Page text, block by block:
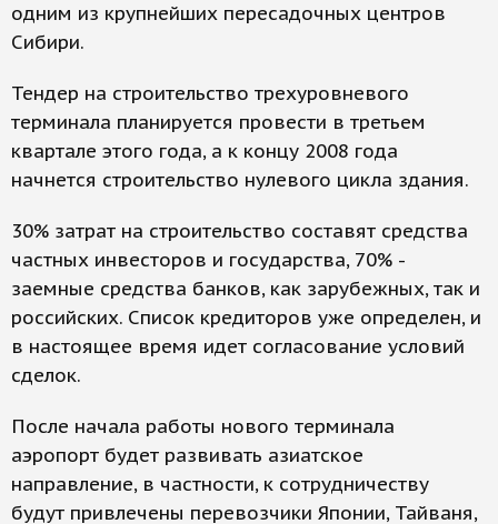
одним из крупнейших пересадочных центров
Сибири.
Тендер на строительство трехуровневого
терминала планируется провести в третьем
квартале этого года, а к концу 2008 года
начнется строительство нулевого цикла здания.
30% затрат на строительство составят средства
частных инвесторов и государства, 70% -
заемные средства банков, как зарубежных, так и
российских. Список кредиторов уже определен, и
в настоящее время идет согласование условий
сделок.
После начала работы нового терминала
аэропорт будет развивать азиатское
направление, в частности, к сотрудничеству
будут привлечены перевозчики Японии, Тайваня,